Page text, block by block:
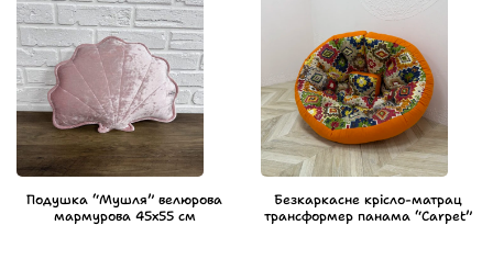
Подушка “Мушля” велюрова
мармурова 45х55 см
Безкаркасне крісло-матрац
трансформер панама “Carpet”